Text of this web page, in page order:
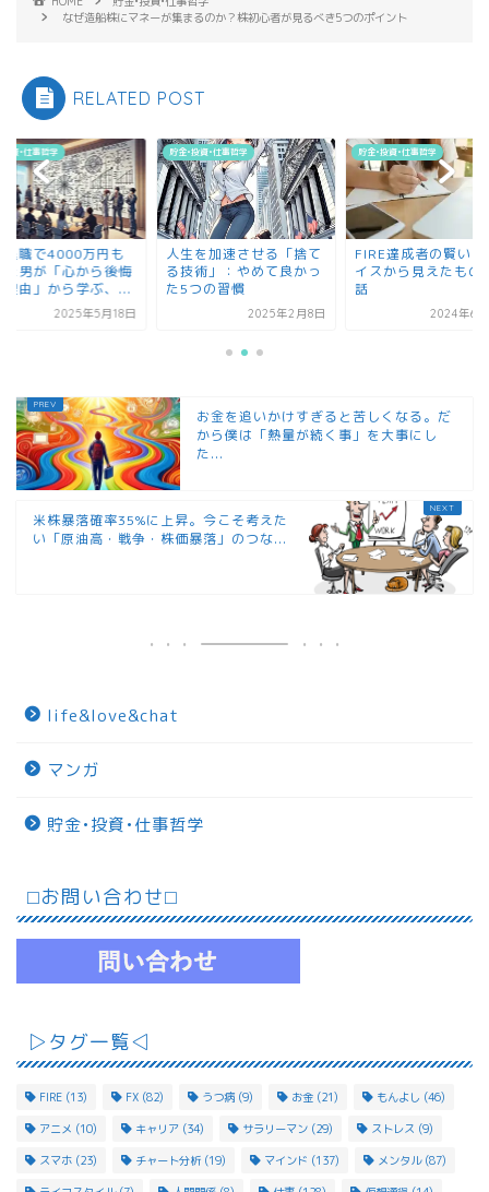
なぜ造船株にマネーが集まるのか？株初心者が見るべき5つのポイント
RELATED POST
万円も
から後悔
学ぶ、...
年5月18日
貯金•投資•仕事哲学
人生を加速させる「捨て
る技術」：やめて良かっ
た5つの習慣
2025年2月8日
貯金•投資•仕事哲学
FIRE達成者の賢いアドバ
イスから見えたものって
2024年6月24日
お金を追いかけすぎると苦しくなる。だ
から僕は「熱量が続く事」を大事にし
た...
米株暴落確率35%に上昇。今こそ考えた
い「原油高・戦争・株価暴落」のつな...
life&love&chat
マンガ
貯金•投資•仕事哲学
⬜︎お問い合わせ⬜︎
▷タグ一覧◁
FIRE (13) FX (82) うつ病 (9) お金 (21) もんよし (46)
アニメ (10) キャリア (34) サラリーマン (29) ストレス (9)
スマホ (23) チャート分析 (19) マインド (137) メンタル(87)